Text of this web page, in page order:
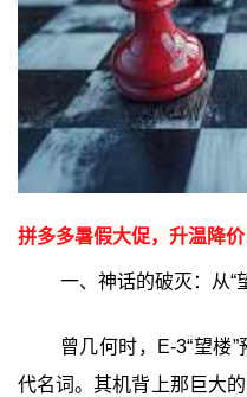
拼多多暑假大促，升温降
一、神话的破灭：从“
曾几何时，E-3“望楼
代名词。其机背上那巨大